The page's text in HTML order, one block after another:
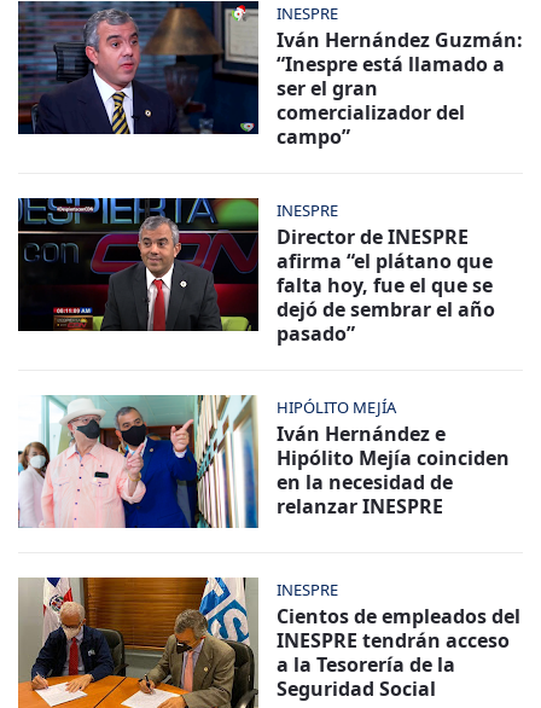
INESPRE
Iván Hernández Guzmán:
“Inespre está llamado a
ser el gran
comercializador del
campo”
INESPRE
Director de INESPRE
afirma “el plátano que
falta hoy, fue el que se
dejó de sembrar el año
pasado”
HIPÓLITO MEJÍA
Iván Hernández e
Hipólito Mejía coinciden
en la necesidad de
relanzar INESPRE
INESPRE
Cientos de empleados del
INESPRE tendrán acceso
a la Tesorería de la
Seguridad Social